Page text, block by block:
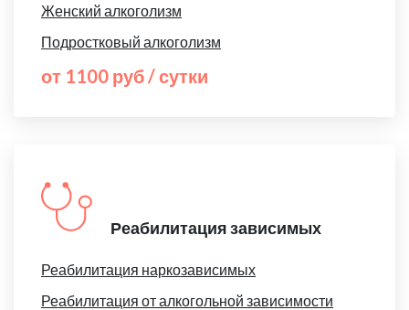
Женский алкоголизм
Подростковый алкоголизм
от 1100 руб / сутки
Реабилитация зависимых
Реабилитация наркозависимых
Реабилитация от алкогольной зависимости